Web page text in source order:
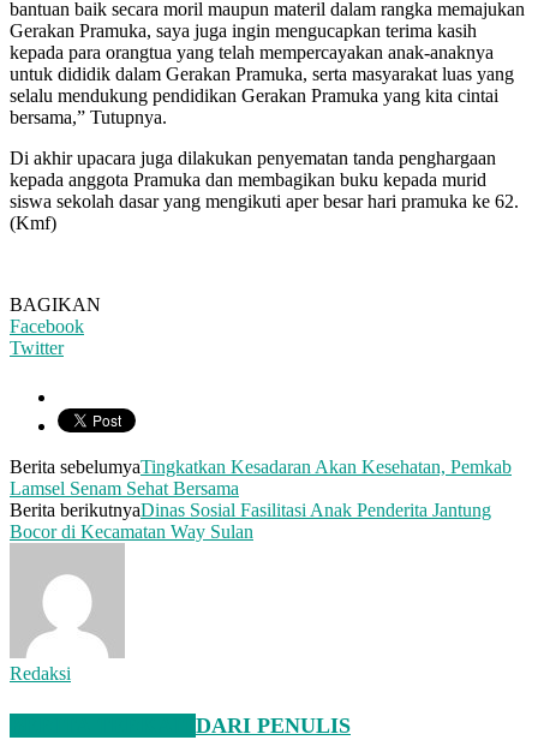
bantuan baik secara moril maupun materil dalam rangka memajukan
Gerakan Pramuka, saya juga ingin mengucapkan terima kasih
kepada para orangtua yang telah mempercayakan anak-anaknya
untuk dididik dalam Gerakan Pramuka, serta masyarakat luas yang
selalu mendukung pendidikan Gerakan Pramuka yang kita cintai
bersama,” Tutupnya.
Di akhir upacara juga dilakukan penyematan tanda penghargaan
kepada anggota Pramuka dan membagikan buku kepada murid
siswa sekolah dasar yang mengikuti aper besar hari pramuka ke 62.
(Kmf)
BAGIKAN
Facebook
Twitter
Berita sebelumyaTingkatkan Kesadaran Akan Kesehatan, Pemkab
Lamsel Senam Sehat Bersama
Berita berikutnyaDinas Sosial Fasilitasi Anak Penderita Jantung
Bocor di Kecamatan Way Sulan
Redaksi
DARI PENULIS